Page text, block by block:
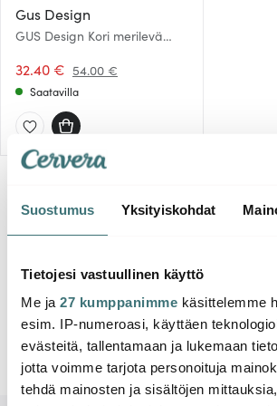
Suostumus Yksityiskohdat
Tietojesi vastuullinen käyttö
Me ja 27 kumppanimme käsittelemme
esim. IP-numeroasi, käyttäen
evästeitä, tallentamaan ja lukemaan
jotta voimme tarjota personoituja
tehdä mainosten ja sisältöjen
Gus Design
GUS Design Kori merilevä
32.40 € 54.00 €
Saatavilla